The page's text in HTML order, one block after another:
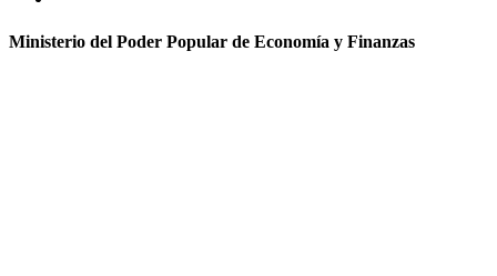
Ministerio del Poder Popular de Economía y Finanzas